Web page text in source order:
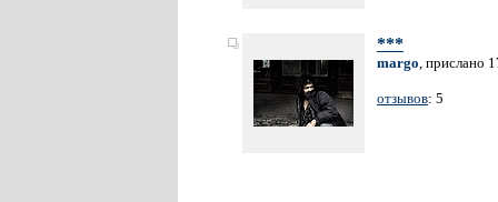
***
margo, прислано
отзывов: 5